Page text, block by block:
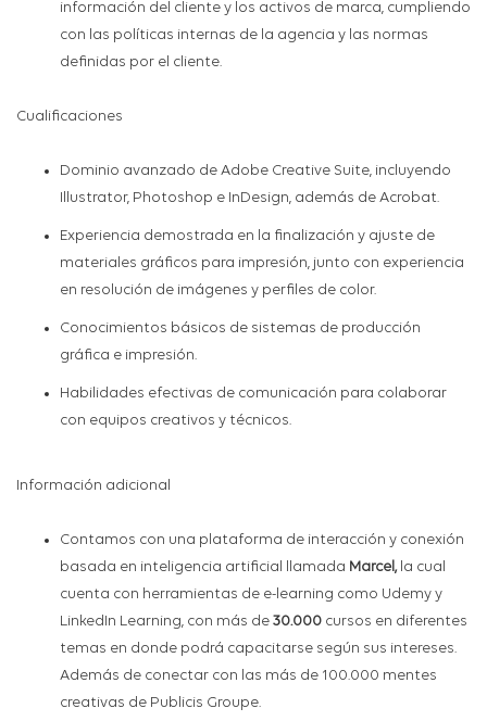
información del cliente y los activos de marca, cumpliendo
con las políticas internas de la agencia y las normas
definidas por el cliente.
Cualificaciones
Dominio avanzado de Adobe Creative Suite, incluyendo
Illustrator, Photoshop e InDesign, además de Acrobat.
Experiencia demostrada en la finalización y ajuste de
materiales gráficos para impresión, junto con experiencia
en resolución de imágenes y perfiles de color.
Conocimientos básicos de sistemas de producción
gráfica e impresión.
Habilidades efectivas de comunicación para colaborar
con equipos creativos y técnicos.
Información adicional
Contamos con una plataforma de interacción y conexión
basada en inteligencia artificial llamada Marcel, la cual
cuenta con herramientas de e-learning como Udemy y
LinkedIn Learning, con más de 30.000 cursos en diferentes
temas en donde podrá capacitarse según sus intereses.
Además de conectar con las más de 100.000 mentes
creativas de Publicis Groupe.